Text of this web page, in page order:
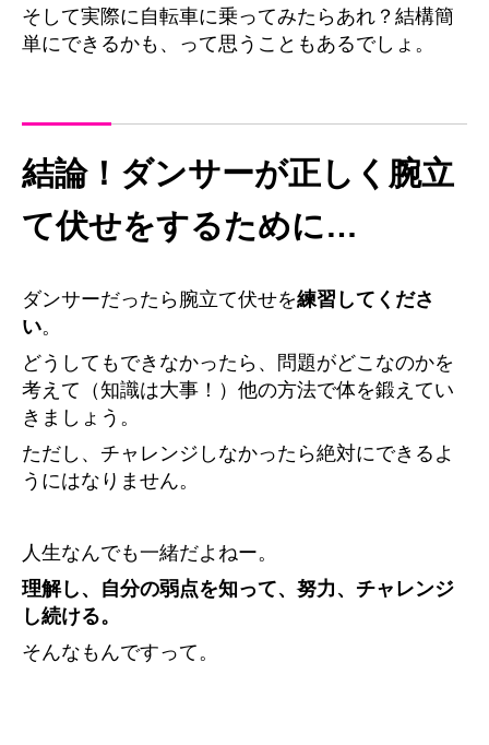
そして実際に自転車に乗ってみたらあれ？結構簡
単にできるかも、って思うこともあるでしょ。
結論！ダンサーが正しく腕立
て伏せをするために…
ダンサーだったら腕立て伏せを練習してくださ
い。
どうしてもできなかったら、問題がどこなのかを
考えて（知識は大事！）他の方法で体を鍛えてい
きましょう。
ただし、チャレンジしなかったら絶対にできるよ
うにはなりません。
人生なんでも一緒だよねー。
理解し、自分の弱点を知って、努力、チャレンジ
し続ける。
そんなもんですって。